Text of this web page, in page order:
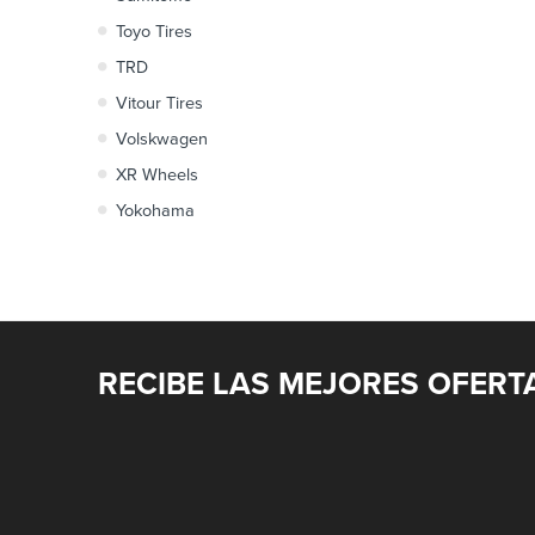
Toyo Tires
TRD
Vitour Tires
Volskwagen
XR Wheels
Yokohama
RECIBE LAS MEJORES